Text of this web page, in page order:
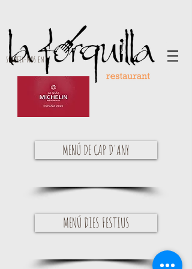
segueix-nos en ...
MENÚ DE CAP D'ANY
MENÚ DIES FESTIUS